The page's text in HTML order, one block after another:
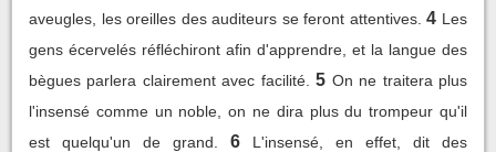
aveugles, les oreilles des auditeurs se feront attentives. 4 Les
gens écervelés réfléchiront afin d'apprendre, et la langue des
bègues parlera clairement avec facilité. 5 On ne traitera plus
l'insensé comme un noble, on ne dira plus du trompeur qu'il
est quelqu'un de grand.
6
L'insensé, en effet, dit des